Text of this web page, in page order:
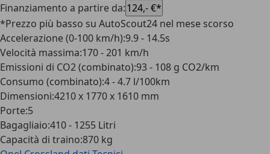
Finanziamento a partire da:124,- €*
*Prezzo più basso su AutoScout24 nel mese scorso
Accelerazione (0-100 km/h):9.9 - 14.5s
Velocità massima:170 - 201 km/h
Emissioni di CO2 (combinato):93 - 108 g CO2/km
Consumo (combinato):4 - 4.7 l/100km
Dimensioni:4210 x 1770 x 1610 mm
Porte:5
Bagagliaio:410 - 1255 Litri
Capacità di traino:870 kg